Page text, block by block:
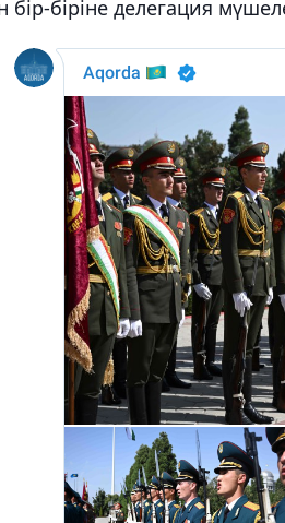
біріне делегация